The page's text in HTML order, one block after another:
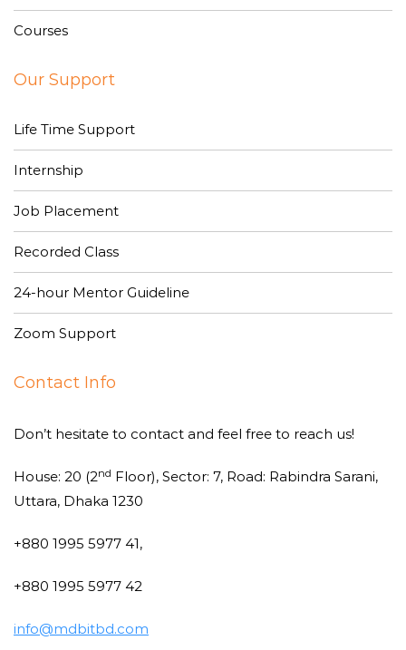
Courses
Our Support
Life Time Support
Internship
Job Placement
Recorded Class
24-hour Mentor Guideline
Zoom Support
Contact Info
Don’t hesitate to contact and feel free to reach us!
House: 20 (2nd Floor), Sector: 7, Road: Rabindra Sarani,
Uttara, Dhaka 1230
+880 1995 5977 41,
+880 1995 5977 42
info@mdbitbd.com